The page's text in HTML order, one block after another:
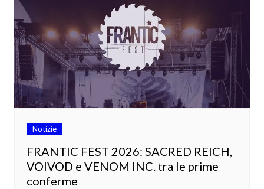
Notizie
FRANTIC FEST 2026: SACRED REICH,
VOIVOD e VENOM INC. tra le prime
conferme